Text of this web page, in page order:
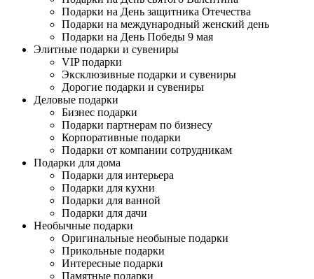
Подарки на День защитника Отечества
Подарки на международный женский день
Подарки на День Победы 9 мая
Элитные подарки и сувениры
VIP подарки
Эксклюзивные подарки и сувениры
Дорогие подарки и сувениры
Деловые подарки
Бизнес подарки
Подарки партнерам по бизнесу
Корпоративные подарки
Подарки от компании сотрудникам
Подарки для дома
Подарки для интерьера
Подарки для кухни
Подарки для ванной
Подарки для дачи
Необычные подарки
Оригинальные необыные подарки
Прикольные подарки
Интересные подарки
Памятные подарки